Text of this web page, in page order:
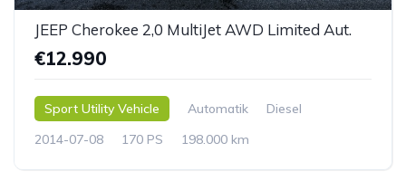
JEEP Cherokee 2,0 MultiJet AWD Limited Aut.
€12.990
Sport Utility Vehicle Automatik
Diesel
2014-07-08
170 PS 198.000 km